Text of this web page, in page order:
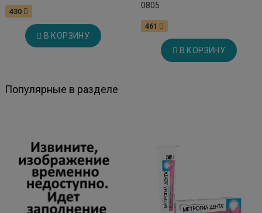
430
В КОРЗИНУ
0805
461
В КОРЗИНУ
Популярные в разделе